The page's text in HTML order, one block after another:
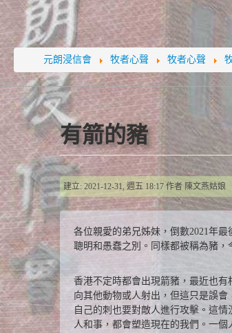
元朗浸信會 牧者心聲 牧者心聲
有箭的豬
建立: 2021-12-31, 週五 18:17 作者 陳文燕姑娘
各位親愛的弟兄姊妹，倒數2021年
聰明和愚蠢之別。同樣都被稱為豬，
香港不定時都會出現箭豬，最近也有
向其他動物或人射出，但這只是誤
自己的刺也要對敵人進行攻擊。這
人和事，都會塑造現在的我們。一